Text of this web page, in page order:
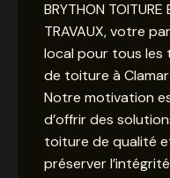
BRYTHON TOITURE
TRAVAUX, votre
local pour tous les
de toiture à
Notre motivation
d’offrir des
toiture de qualité
préserver